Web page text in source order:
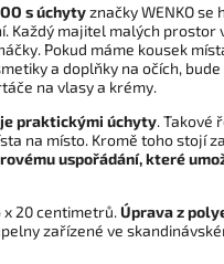
s úchytyznačky WENKO se
Každý majitel malých prostor
Pokud máme kousek
a doplňky na očích,
na vlasy a krémy.
praktickými úchyty. Takové
na místo. Kromě toho stojí
uspořádání, které
x 20 centimetrů.Úprava z
zařízené ve